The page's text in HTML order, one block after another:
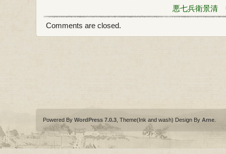
悪七兵衛景清
Comments are closed.
Powered By WordPress 7.0.3 , Theme(Ink and wash) Design By Arne